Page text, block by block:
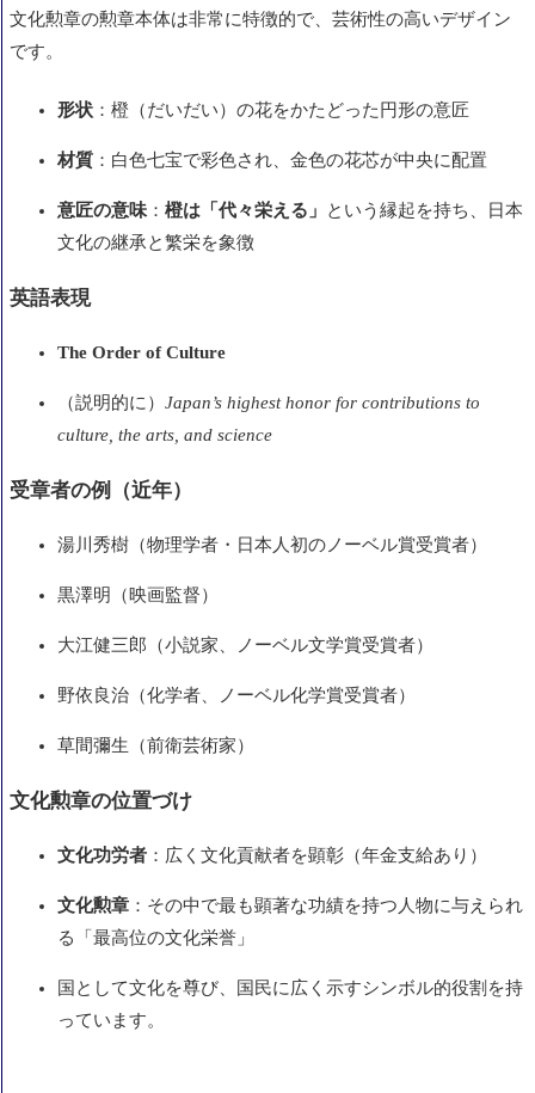
文化勲章の勲章本体は非常に特徴的で、芸術性の高いデザイン
です。
形状 ：橙（だいだい）の花をかたどった円形の意匠
材質 ：白色七宝で彩色され、金色の花芯が中央に配置
意匠の意味 ： 橙は「代々栄える」
という縁起を持ち、日本
文化の継承と繁栄を象徴
英語表現
The Order of Culture
（説明的に） Japan’s highest honor for contributions to
culture, the arts, and science
受章者の例（近年）
湯川秀樹（物理学者・日本人初のノーベル賞受賞者）
黒澤明（映画監督）
大江健三郎（小説家、ノーベル文学賞受賞者）
野依良治（化学者、ノーベル化学賞受賞者）
草間彌生（前衛芸術家）
文化勲章の位置づけ
文化功労者 ：広く文化貢献者を顕彰（年金支給あり）
文化勲章 ：その中で最も顕著な功績を持つ人物に与えられ
る「最高位の文化栄誉」
国として文化を尊び、国民に広く示すシンボル的役割を持
っています。